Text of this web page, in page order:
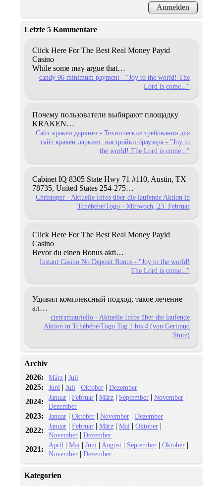
Letzte 5 Kommentare
Click Here For The Best Real Money Payid
Casino
While some may argue that…
candy 96 minimum payment - "Joy to the world! The
Lord is come..."
Почему пользователи выбирают площадку
KRAKEN…
Сайт кракен даркнет - Технические требования для
сайт кракен даркнет: настройки браузера - "Joy to
the world! The Lord is come..."
Cabinet IQ 8305 Statе Hwy 71 #110, Austin, TX
78735, United Statеs 254-275…
Christoper - Aktuelle Infos über die laufende Aktion in
Tchébébé/Togo - Mittwoch, 23. Februar
Click Here For The Best Real Money Payid
Casino
Bevor du einen Bonus akti…
Instant Casino No Deposit Bonus - "Joy to the world!
The Lord is come..."
Удивил комплексный подход, такое лечение
ал…
cierramauriello - Aktuelle Infos über die laufende
Aktion in Tchébébé/Togo Tag 1 bis 4 (von Gertraud
Stutz)
Archiv
2026:
März |Juli
2025: Juni |Juli |Oktober |Dezember
2024: Januar |Februar |März September |November
Dezember
2023: Januar |Oktober |November |Dezember
2022: Januar |Februar |März |Mai |Oktober
November |Dezember
2021: April |Mai |Juni |August September |Oktober
November |Dezember
Kategorien